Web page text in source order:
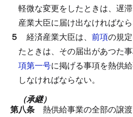
軽微な変更をしたときは、遅
産業大臣に届け出なければなら
５ 経済産業大臣は、 前項の規
たときは、その届出があつた
項第一号に掲げる事項を熱供
しなければならない。
（承継）
第八条 熱供給事業の全部の譲